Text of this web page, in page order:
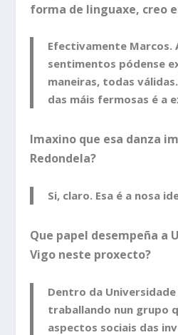
forma de linguaxe, creo
Efectivamente Marcos.
sentimentos pódense
maneiras, todas
das máis fermosas é a
Imaxino que esa danza
Redondela?
Si, claro. Esa é a nosa
Que papel desempeña a
Vigo neste proxecto?
Dentro da
traballando nun grupo
aspectos sociais das